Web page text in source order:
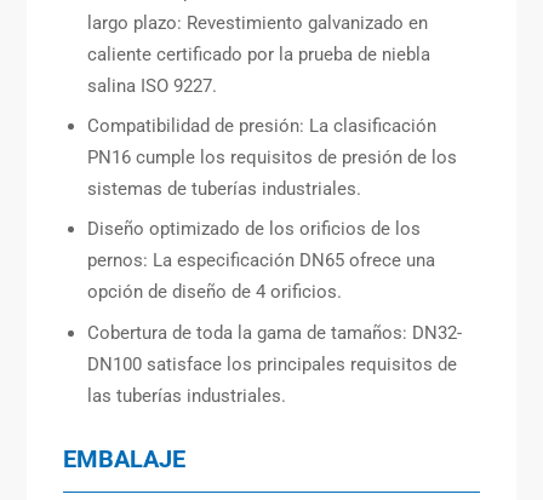
largo plazo: Revestimiento galvanizado en
caliente certificado por la prueba de niebla
salina ISO 9227.
Compatibilidad de presión: La clasificación
PN16 cumple los requisitos de presión de los
sistemas de tuberías industriales.
Diseño optimizado de los orificios de los
pernos: La especificación DN65 ofrece una
opción de diseño de 4 orificios.
Cobertura de toda la gama de tamaños: DN32-
DN100 satisface los principales requisitos de
las tuberías industriales.
EMBALAJE